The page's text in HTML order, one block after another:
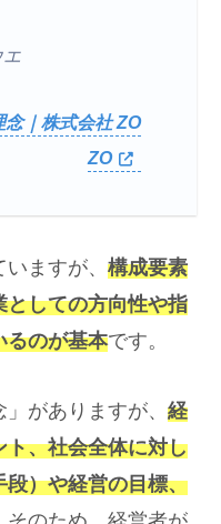
エ
念｜株式会社 ZO
ZO
いますが、構成要素
しての方向性や指
るのが基本です。
」がありますが、経
、社会全体に対し
）や経営の目標、